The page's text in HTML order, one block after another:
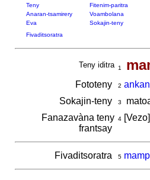
Teny Fitenim-paritra
Anaran-tsamirery
Voambolana
Eva
Sokajin-teny
Fivaditsoratra
Teny iditra 1
Fototeny 2
Sokajin-teny
3
Fanazavàna teny
frantsay
4
Fivaditsoratra 5